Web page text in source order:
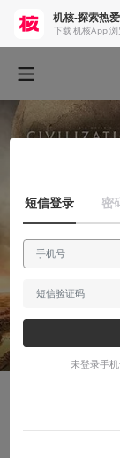
“游戏评论
机核-探索热爱
下载 机核App
短信登录 密
未登录手